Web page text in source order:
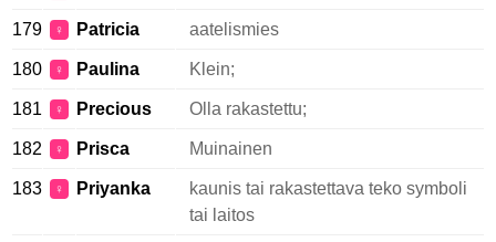
179 ♀ Patricia aatelismies
180 ♀ Paulina Klein;
181 ♀ Precious Olla rakastettu;
182 ♀ Prisca Muinainen
183 ♀ Priyanka
kaunis tai rakastettava teko symboli
tai laitos